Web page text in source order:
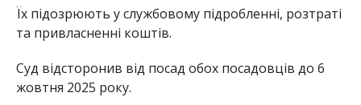
Їх підозрюють у службовому підробленні, розтраті
та привласненні коштів.
Суд відсторонив від посад обох посадовців до 6
жовтня 2025 року.